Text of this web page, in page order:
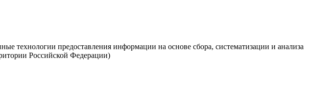
технологии предоставления информации на основе сбора, систематизации и анализа
Российской Федерации)